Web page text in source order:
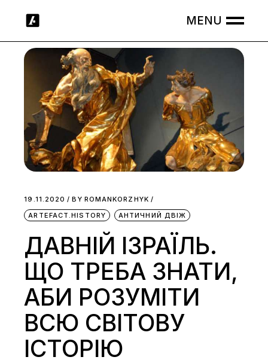
19.11.2020 BY ROMANKORZHYK
ARTEFACT.HISTORY
АНТИЧНИЙ ДВІЖ
ДАВНІЙ ІЗРАЇЛЬ.
ЩО ТРЕБА ЗНАТИ,
АБИ РОЗУМІТИ
ВСЮ СВІТОВУ
ІСТОРІЮ